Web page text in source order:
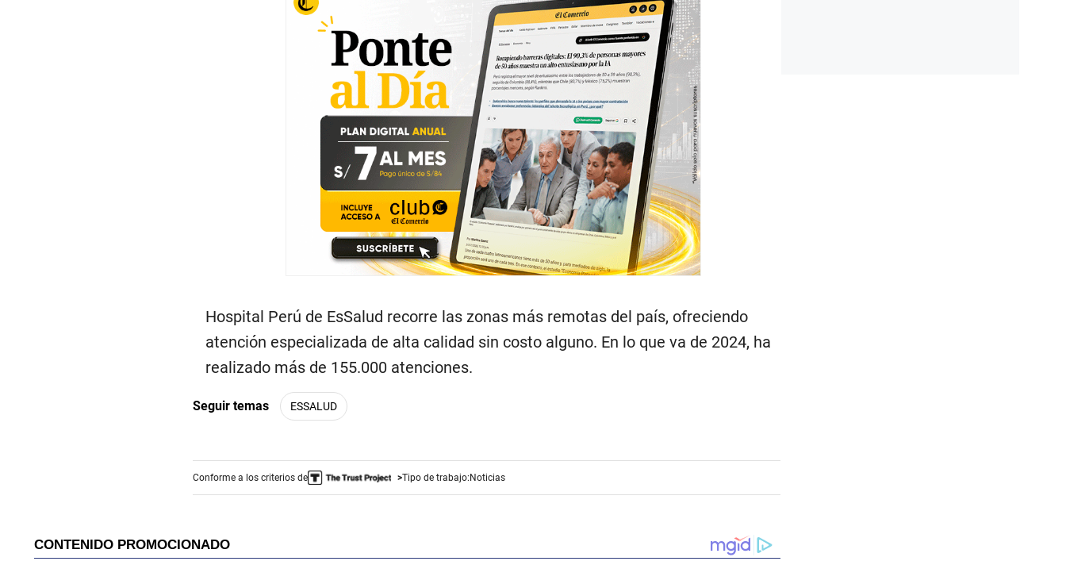
Hospital Perú de EsSalud recorre las zonas más remotas del país, ofreciendo
atención especializada de alta calidad sin costo alguno. En lo que va de 2024, ha
realizado más de 155.000 atenciones.
Seguir temas ESSALUD
Conforme a los criterios de Tipo de trabajo: Noticias